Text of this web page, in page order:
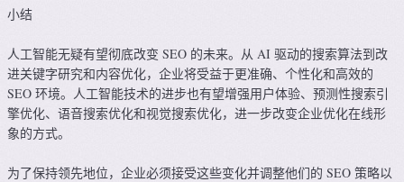
小结
人工智能无疑有望彻底改变 SEO 的未来。从 AI 驱动的搜索算法到改
进关键字研究和内容优化，企业将受益于更准确、个性化和高效的
SEO 环境。人工智能技术的进步也有望增强用户体验、预测性搜索引
擎优化、语音搜索优化和视觉搜索优化，进一步改变企业优化在线形
象的方式。
为了保持领先地位，企业必须接受这些变化并调整他们的 SEO 策略以